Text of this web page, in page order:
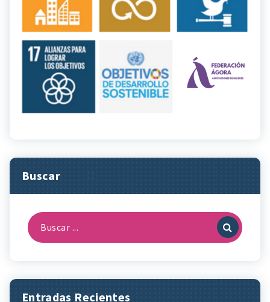
Buscar
Buscar:
Entradas Recientes